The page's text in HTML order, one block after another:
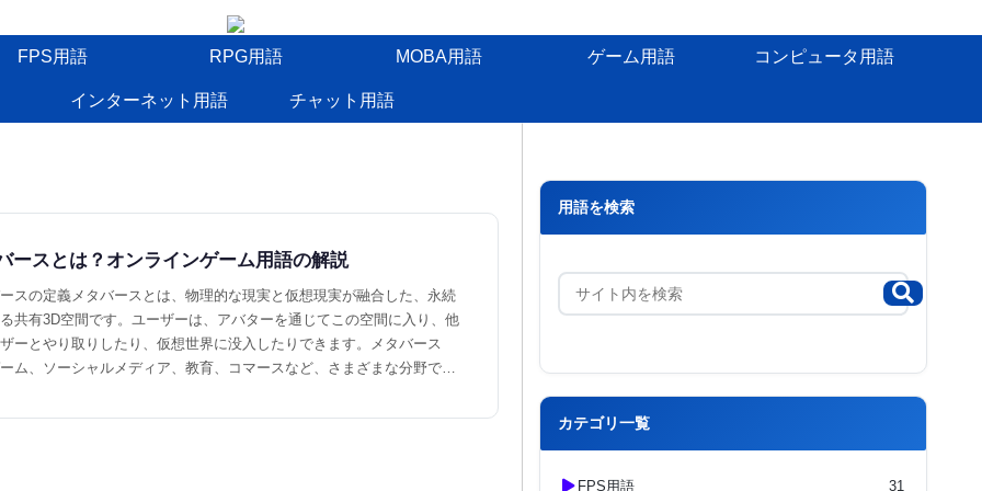
FPS用語 RPG用語 MOBA用語 ゲーム用語 コンピュータ用語
インターネット用語 チャット用語
ースとは？オンラインゲーム用語の解説
スの定義メタバースとは、物理的な現実と仮想現実が融合した、永続
共有3D空間です。ユーザーは、アバターを通じてこの空間に入り、他
ーとやり取りしたり、仮想世界に没入したりできます。メタバース
ム、ソーシャルメディア、教育、コマースなど、さまざまな分野で活
な機会と体験を提供します。
用語を検索
カテゴリ一覧
FPS用語 31